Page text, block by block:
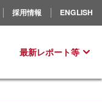
採用情報 ENGLISH
最新レポート等